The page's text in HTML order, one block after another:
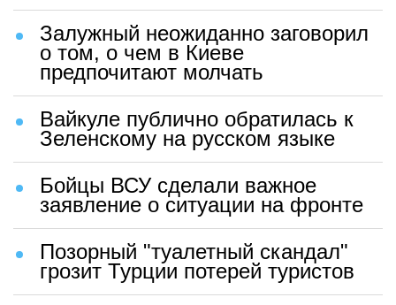
Залужный неожиданно заговорил
о том, о чем в Киеве
предпочитают молчать
Вайкуле публично обратилась к
Зеленскому на русском языке
Бойцы ВСУ сделали важное
заявление о ситуации на фронте
Позорный "туалетный скандал"
грозит Турции потерей туристов